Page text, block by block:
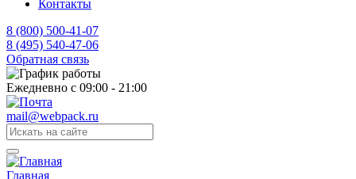
Контакты
8 (800) 500-41-07
8 (495) 540-47-06
Обратная связь
Ежедневно с 09:00 - 21:00
mail@webpack.ru
Главная